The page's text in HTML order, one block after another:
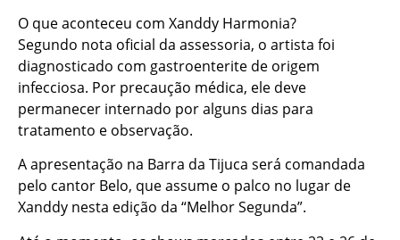
O que aconteceu com Xanddy Harmonia?
Segundo nota oficial da assessoria, o artista foi
diagnosticado com gastroenterite de origem
infecciosa. Por precaução médica, ele deve
permanecer internado por alguns dias para
tratamento e observação.
A apresentação na Barra da Tijuca será comandada
pelo cantor Belo, que assume o palco no lugar de
Xanddy nesta edição da “Melhor Segunda”.